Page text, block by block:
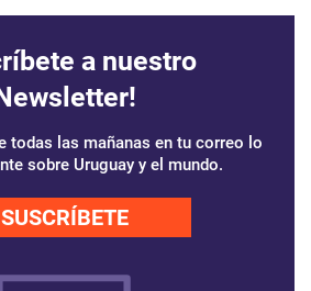
a nuestro
todas las mañanas en tu correo lo
sobre Uruguay y el mundo.
SUSCRÍBETE